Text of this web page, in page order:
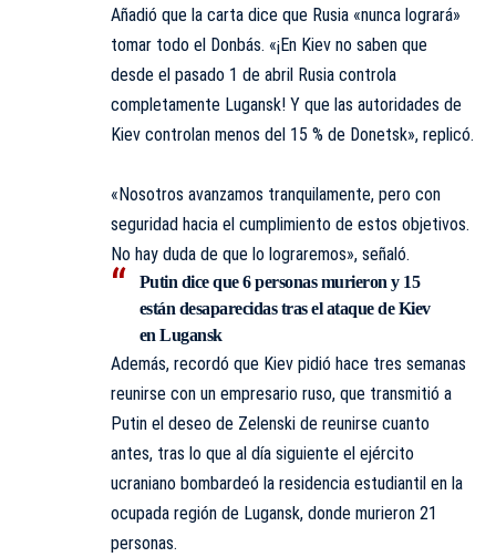
Añadió que la carta dice que Rusia «nunca logrará»
tomar todo el Donbás. «¡En Kiev no saben que
desde el pasado 1 de abril Rusia controla
completamente Lugansk! Y que las autoridades de
Kiev controlan menos del 15 % de Donetsk», replicó.
«Nosotros avanzamos tranquilamente, pero con
seguridad hacia el cumplimiento de estos objetivos.
No hay duda de que lo lograremos», señaló.
Putin dice que 6 personas murieron y 15
están desaparecidas tras el ataque de Kiev
en Lugansk
Además, recordó que Kiev pidió hace tres semanas
reunirse con un empresario ruso, que transmitió a
Putin el deseo de Zelenski de reunirse cuanto
antes, tras lo que al día siguiente el ejército
ucraniano bombardeó la residencia estudiantil en la
ocupada región de Lugansk, donde murieron 21
personas.